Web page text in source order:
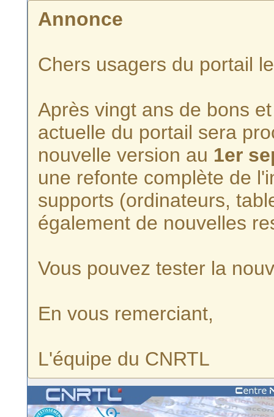
Annonce
Chers usagers du portail
Après vingt ans de bons
actuelle du portail sera
nouvelle version au 1er
une refonte complète de
supports (ordinateurs,
également de nouvelles
Vous pouvez tester la
En vous remerciant,
L'équipe du CNRTL